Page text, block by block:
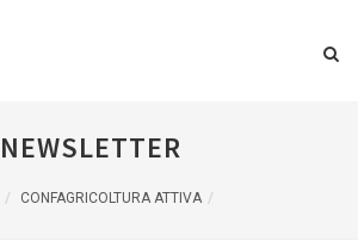
NEWSLETTER
CONFAGRICOLTURA ATTIVA